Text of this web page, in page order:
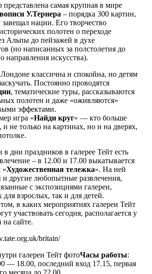
самая крупная в мире
У.Тернера – порядка 300 картин,
нации. Его творчество
полотен о переходе
Альпы до пейзажей в духе
(но написанных за полстолетия до
направления искусства).
классична и спокойна, но детям
Постоянно проводятся
, тематические туры, рассказываются
полотен и даже «оживляются»
эффектами.
игра «Найди круг» — кто больше
не только на картинах, но и на дверях,
дни праздников в галерее Тейт есть
– в 12.00 и 17.00 выкатывается
«Художественная тележка». На ней
и другие любопытные развлечения,
с экспозициями галереи,
для взрослых, так и для детей.
в каких мероприятиях галереи Тейт
участвовать сегодня, располагается у
на сайте.
britain/
Часы работы:
— 18.00, последний вход 17.15, первая
месяца до 22.00